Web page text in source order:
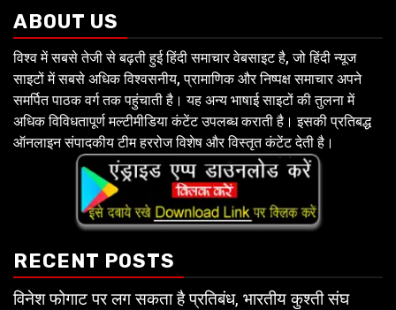
ABOUT US
विश्व में सबसे तेजी से बढ़ती हुई हिंदी समाचार वेबसाइट है, जो हिंदी न्यूज
साइटों में सबसे अधिक विश्वसनीय, प्रामाणिक और निष्पक्ष समाचार अपने
समर्पित पाठक वर्ग तक पहुंचाती है। यह अन्य भाषाई साइटों की तुलना में
अधिक विविधतापूर्ण मल्टीमीडिया कंटेंट उपलब्ध कराती है। इसकी प्रतिबद्ध
ऑनलाइन संपादकीय टीम हररोज विशेष और विस्तृत कंटेंट देती है।
RECENT POSTS
विनेश फोगाट पर लग सकता है प्रतिबंध, भारतीय कुश्ती संघ